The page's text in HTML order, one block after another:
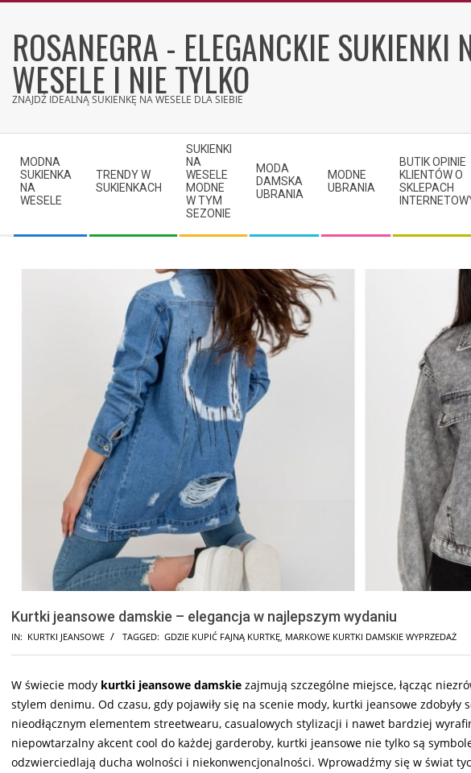
contentROSANEGRA - ELEGANCKIE SUKIENKI
WESELE I NIE TYLKO
ZNAJDŹ IDEALNĄ SUKIENKĘ NA WESELE DLA SIEBIE
Navigation
Menu
MODNA
SUKIENKA
NA
WESELE
TRENDY W
SUKIENKACH
SUKIENKI
NA
WESELE
MODNE
W TYM
SEZONIE
MODA
DAMSKA
UBRANIA
MODNE
UBRANIA
BUTIK OPINIE
KLIENTÓW O
SKLEPACH
Kurtki jeansowe damskie – elegancja w najlepszym wydaniu
IN: KURTKI JEANSOWE TAGGED: GDZIE KUPIĆ FAJNĄ KURTKĘ, MARKOWE KURTKI DAMSKIE WYPRZEDAŻ
W świecie mody kurtki jeansowe damskie zajmują szczególne miejsce, łącząc
stylem denimu. Od czasu, gdy pojawiły się na scenie mody, kurtki jeansowe zdobyły
nieodłącznym elementem streetwearu, casualowych stylizacji i nawet bardziej
niepowtarzalny akcent cool do każdej garderoby, kurtki jeansowe nie tylko są
odzwierciedlają ducha wolności i niekonwencjonalności. Wprowadźmy się w świat